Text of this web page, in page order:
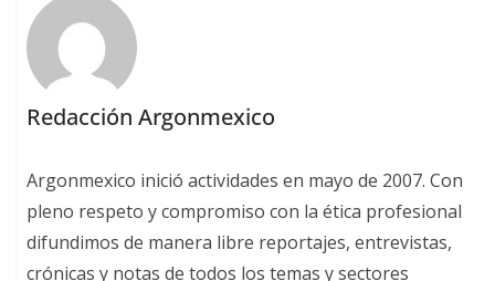
Redacción Argonmexico
Argonmexico inició actividades en mayo de 2007. Con
pleno respeto y compromiso con la ética profesional
difundimos de manera libre reportajes, entrevistas,
crónicas y notas de todos los temas y sectores